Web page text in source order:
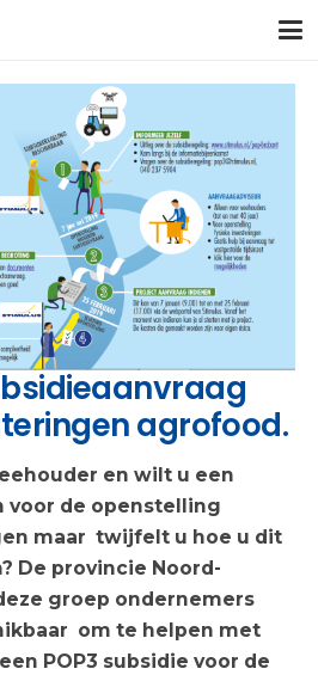
agrofood.
en wilt u een
voor de openstelling
maar twijfelt u hoe u dit
De provincie Noord-
groep ondernemers
om te helpen met
POP3 subsidie voor de